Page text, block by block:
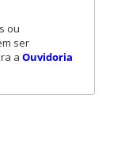
ou
ser
a Ouvidoria